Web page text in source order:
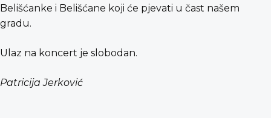
Belišćanke i Belišćane koji će pjevati u čast našem
gradu.
Ulaz na koncert je slobodan.
Patricija Jerković